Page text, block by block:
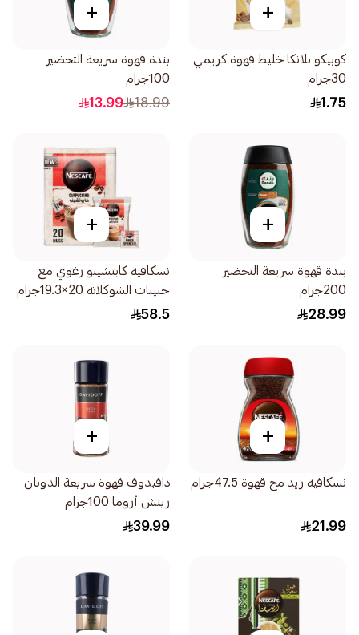
+
كوبيكو بلانكا خليط قهوة كريمي
30جرام
1.75
+
بندة قهوة سريعة التحضير
100جرام
18.99
13.99
+
بندة قهوة سريعة التحضير
200جرام
28.99
+
نسكافيه كابتشينو رغوي مع
حبيبات الشوكلاته 20×19.3جرام
58.5
+
نسكافيه ريد مج قهوة 47.5جرام
21.99
+
دافيدوف قهوة سريعة الذوبان
ريتش أروما 100جرام
39.99